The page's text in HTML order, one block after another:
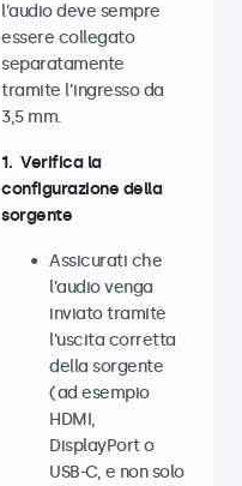
l’audio deve sempre
essere collegato
separatamente
tramite l’ingresso da
3,5 mm.
1. Verifica la
configurazione della
sorgente
Assicurati che
l’audio venga
inviato tramite
l’uscita corretta
della sorgente
(ad esempio
HDMI,
DisplayPort o
USB-C, e non solo